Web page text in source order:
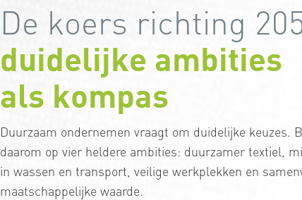
De koers richting
duidelijke ambities
als kompas
Duurzaam ondernemen vraagt om duidelijke keuzes.
daarom op vier heldere ambities: duurzamer textiel,
in wassen en transport, veilige werkplekken en
maatschappelijke waarde.